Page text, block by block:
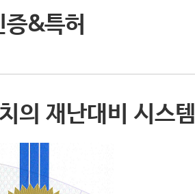
증&특허
의 재난대비 시스템